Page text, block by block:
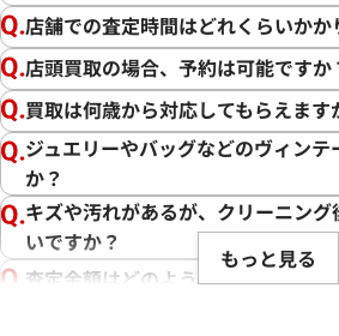
店舗での査定時間はどれくらいかか
店頭買取の場合、予約は可能ですか
買取は何歳から対応してもらえます
ジュエリーやバッグなどのヴィン
か？
キズや汚れがあるが、クリーニン
いですか？
査定金額はどのように決まりますか
もっと見る